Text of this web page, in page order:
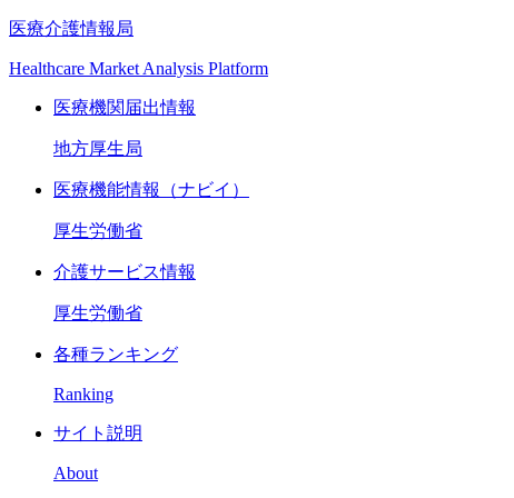
医療介護情報局
Healthcare Market Analysis Platform
医療機関届出情報
地方厚生局
医療機能情報（ナビイ）
厚生労働省
介護サービス情報
厚生労働省
各種ランキング
Ranking
サイト説明
About